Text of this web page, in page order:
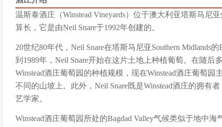
温斯泰酒庄（Winstead Vineyards）位于澳大利亚塔斯马尼
算长，它是由Neil Snare于1992年创建的。
20世纪80年代，Neil Snare在塔斯马尼亚Southern Midlands
到1989年，Neil Snare开始在这片土地上种植葡萄。在随后
Winstead酒庄葡萄园的种植规模，现在Winstead酒庄葡萄园
不同的山坡上。此外，Neil Snare既是Winstead酒庄的拥有
艺学家。
Winstead酒庄葡萄园所处的Bagdad Valley气候类似于地中